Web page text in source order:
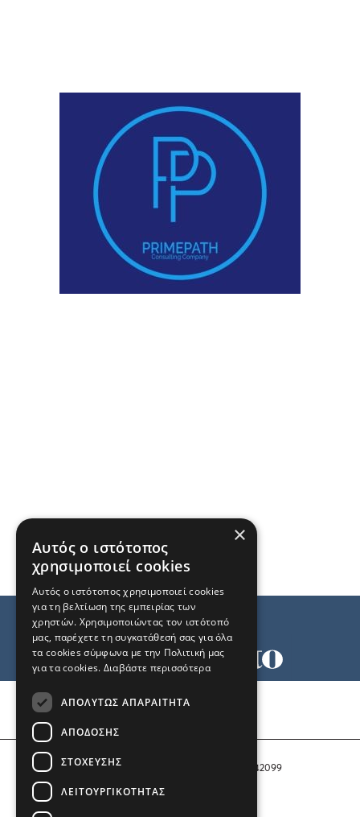
Αριθμός Πιστοποίησης Μ.Η.Τ. 242099
×
Αυτός ο ιστότοπος
χρησιμοποιεί cookies
Αυτός ο ιστότοπος χρησιμοποιεί cookies
για τη βελτίωση της εμπειρίας των
χρηστών. Χρησιμοποιώντας τον ιστότοπό
μας, παρέχετε τη συγκατάθεσή σας για όλα
τα cookies σύμφωνα με την Πολιτική μας
για τα cookies. Διαβάστε περισσότερα
ΑΠΟΛΎΤΩΣ ΑΠΑΡΑΊΤΗΤΑ
ΑΠΌΔΟΣΗΣ
ΣΤΌΧΕΥΣΗΣ
ΛΕΙΤΟΥΡΓΙΚΌΤΗΤΑΣ